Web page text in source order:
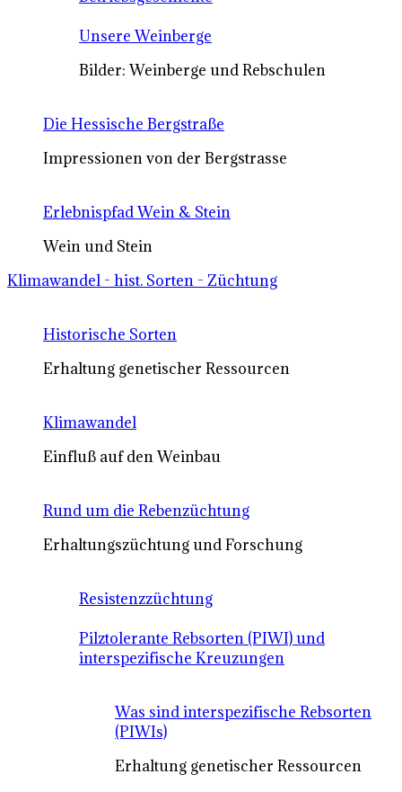
Unsere Weinberge
Bilder: Weinberge und Rebschulen
Die Hessische Bergstraße
Impressionen von der Bergstrasse
Erlebnispfad Wein & Stein
Wein und Stein
Klimawandel - hist. Sorten - Züchtung
Historische Sorten
Erhaltung genetischer Ressourcen
Klimawandel
Einfluß auf den Weinbau
Rund um die Rebenzüchtung
Erhaltungszüchtung und Forschung
Resistenzzüchtung
Pilztolerante Rebsorten (PIWI) und
interspezifische Kreuzungen
Was sind interspezifische Rebsorten
(PIWIs)
Erhaltung genetischer Ressourcen